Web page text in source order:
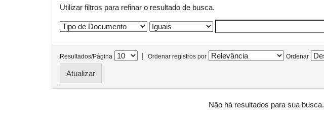
Utilizar filtros para refinar o resultado de busca.
Resultados/Página | Ordenar registros por Ordenar
Não há resultados para sua busca.